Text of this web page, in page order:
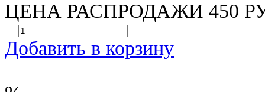
ЦЕНА РАСПРОДАЖИ 450
Добавить в корзину